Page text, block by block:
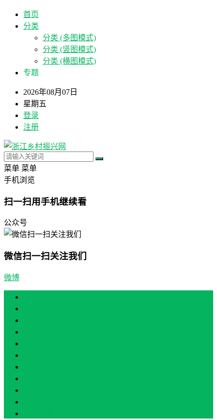
首页
分类
分类 (多图模式)
分类 (竖图模式)
分类 (横图模式)
专题
2026年08月07日
星期五
登录
注册
菜单 菜单
手机浏览
扫一扫用手机继续看
公众号
微信扫一扫关注我们
微博